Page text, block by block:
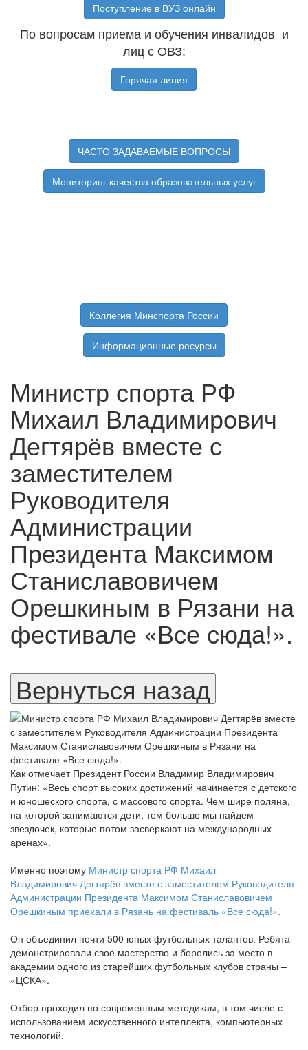
Поступление в ВУЗ онлайн
По вопросам приема и обучения инвалидов и
лиц с ОВЗ:
Горячая линия
ЧАСТО ЗАДАВАЕМЫЕ ВОПРОСЫ
Мониторинг качества образовательных услуг
Коллегия Минспорта России
Информационные ресурсы
Министр спорта РФ
Михаил Владимирович
Дегтярёв вместе с
заместителем
Руководителя
Администрации
Президента Максимом
Станиславовичем
Орешкиным в Рязани на
фестивале «Все сюда!».
⠀
Как отмечает Президент России Владимир Владимирович
Путин: «Весь спорт высоких достижений начинается с детского
и юношеского спорта, с массового спорта. Чем шире поляна,
на которой занимаются дети, тем больше мы найдем
звездочек, которые потом засверкают на международных
аренах».
Именно поэтому Министр спорта РФ Михаил
Владимирович Дегтярёв вместе с заместителем Руководителя
Администрации Президента Максимом Станиславовичем
Орешкиным приехали в Рязань на фестиваль «Все сюда!».
Он объединил почти 500 юных футбольных талантов. Ребята
демонстрировали своё мастерство и боролись за место в
академии одного из старейших футбольных клубов страны –
«ЦСКА».
Отбор проходил по современным методикам, в том числе с
использованием искусственного интеллекта, компьютерных
технологий.